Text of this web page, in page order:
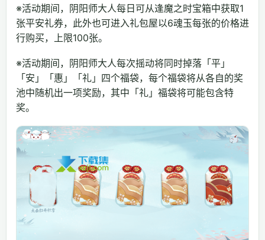
※活动期间，阴阳师大人每日可从逢魔之时宝箱中获取1
张平安礼券，此外也可进入礼包屋以6魂玉每张的价格进
行购买，上限100张。
※活动期间，阴阳师大人每次摇动将同时掉落「平」
「安」「惠」「礼」四个福袋，每个福袋将从各自的奖
池中随机出一项奖励，其中「礼」福袋将可能包含特
奖。